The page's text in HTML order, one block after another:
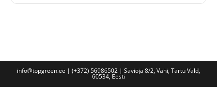
info@topgreen.ee | (+372) 56986502 | Savioja 8/2, Vahi, Tartu Vald,
60534, Eesti